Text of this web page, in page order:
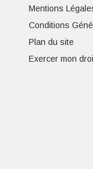
Mentions
Conditions
Plan du site
Exercer mon